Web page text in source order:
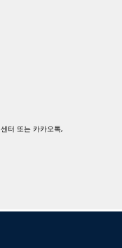
터 또는 카카오톡,